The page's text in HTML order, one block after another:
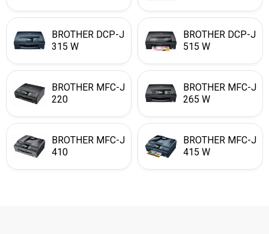
BROTHER DCP-J
315 W
BROTHER DCP-J
515 W
BROTHER MFC-J
220
BROTHER MFC-J
265 W
BROTHER MFC-J
410
BROTHER MFC-J
415 W